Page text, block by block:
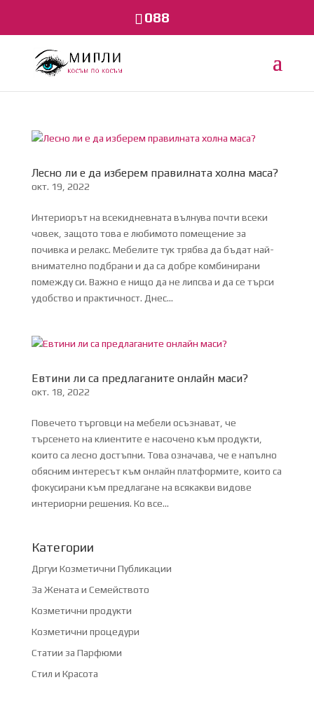
088
Лесно ли е да изберем правилната холна маса?
окт. 19, 2022
Интериорът на всекидневната вълнува почти всеки
човек, защото това е любимото помещение за
почивка и релакс. Мебелите тук трябва да бъдат най-
внимателно подбрани и да са добре комбинирани
помежду си. Важно е нищо да не липсва и да се търси
удобство и практичност. Днес...
Евтини ли са предлаганите онлайн маси?
окт. 18, 2022
Повечето търговци на мебели осъзнават, че
търсенето на клиентите е насочено към продукти,
които са лесно достъпни. Това означава, че е напълно
обясним интересът към онлайн платформите, които са
фокусирани към предлагане на всякакви видове
интериорни решения. Ко все...
Категории
Дргуи Козметични Публикации
За Жената и Семейството
Козметични продукти
Козметични процедури
Статии за Парфюми
Стил и Красота